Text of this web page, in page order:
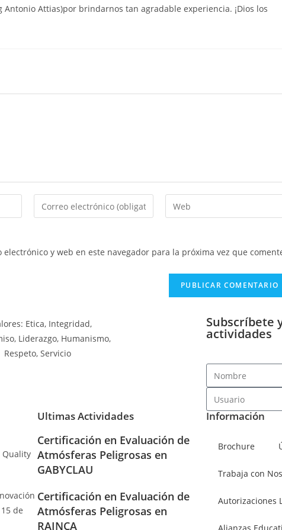
Attias)por brindarnos tan agradable experiencia. ¡Dios los
y web en este navegador para la próxima vez que
Subscríbete
actividades
de
Ultimas Actividades
Certificación en Evaluación de
Atmósferas Peligrosas en
GABYCLAU
Certificación en Evaluación de
Atmósferas Peligrosas en
RAINCA
Información
Brochure
Trabaja con
Autorizaciones